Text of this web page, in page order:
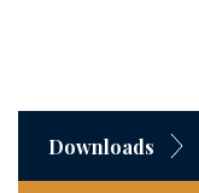
Downloads